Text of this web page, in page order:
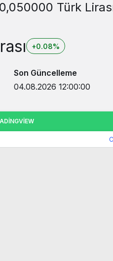
Türk
+0.08%
Son Güncelleme
04.08.2026 12:00:00